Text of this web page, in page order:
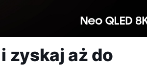
zyskaj aż do